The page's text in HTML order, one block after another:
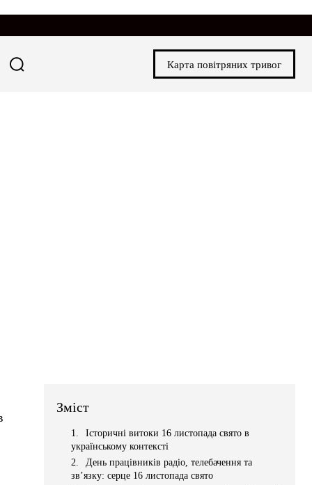
Карта повітряних тривог
Зміст
Історичні витоки 16 листопада свято в
українському контексті
День працівників радіо, телебачення та
зв’язку: серце 16 листопада свято